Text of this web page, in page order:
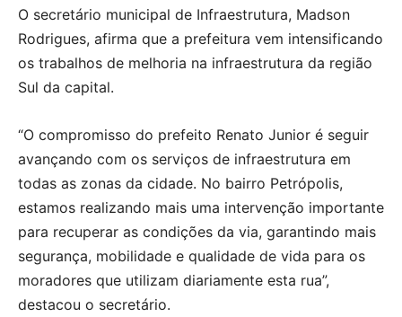
O secretário municipal de Infraestrutura, Madson
Rodrigues, afirma que a prefeitura vem intensificando
os trabalhos de melhoria na infraestrutura da região
Sul da capital.
“O compromisso do prefeito Renato Junior é seguir
avançando com os serviços de infraestrutura em
todas as zonas da cidade. No bairro Petrópolis,
estamos realizando mais uma intervenção importante
para recuperar as condições da via, garantindo mais
segurança, mobilidade e qualidade de vida para os
moradores que utilizam diariamente esta rua”,
destacou o secretário.